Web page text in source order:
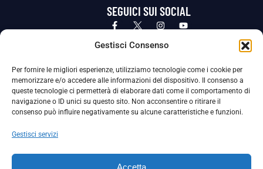
Gestisci Consenso
Per fornire le migliori esperienze, utilizziamo tecnologie come i cookie per
memorizzare e/o accedere alle informazioni del dispositivo. Il consenso a
queste tecnologie ci permetterà di elaborare dati come il comportamento di
navigazione o ID unici su questo sito. Non acconsentire o ritirare il
consenso può influire negativamente su alcune caratteristiche e funzioni.
Gestisci servizi
Accetta
SEGUICI SUI SOCIAL
Privacy Policy Cookie Policy
La Società ha nominato il Responsabile della Protezione dei Dati Personali (DPO), figura specializzata che vigila sulle modalità
adottate dalla nostra Società per tutelare i Suoi dati personali.
Per contattare il DPO può scrivere a